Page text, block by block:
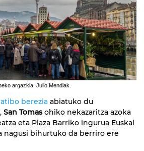
argazkia: Julio Mendiak.
berezia abiatuko du
San Tomasohiko nekazaritza azoka
eta Plaza Barriko ingurua Euskal
nagusi bihurtuko da berriro ere